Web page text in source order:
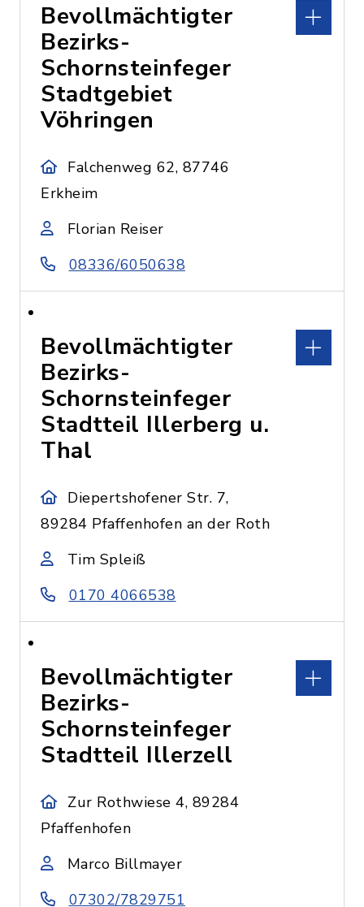
Bevollmächtigter
Bezirks-
Schornsteinfeger
Stadtgebiet
Vöhringen
Falchenweg 62, 87746
Erkheim
Florian Reiser
08336/6050638
Bevollmächtigter
Bezirks-
Schornsteinfeger
Stadtteil Illerberg u.
Thal
Diepertshofener Str. 7,
89284 Pfaffenhofen an der Roth
Tim Spleiß
0170 4066538
Bevollmächtigter
Bezirks-
Schornsteinfeger
Stadtteil Illerzell
Zur Rothwiese 4, 89284
Pfaffenhofen
Marco Billmayer
07302/7829751